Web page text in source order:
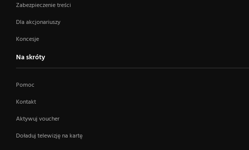
Zabezpieczenie treści
Dla akcjonariuszy
Koncesje
Na skróty
Pomoc
Kontakt
Aktywuj voucher
Doładuj telewizję na kartę